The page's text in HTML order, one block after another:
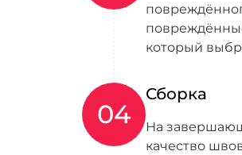
который
04
Сборка
На
качество